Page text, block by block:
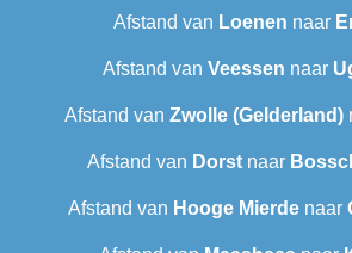
Afstand van Loenen naar
Afstand van Veessen naar
Afstand van Zwolle (Gelderland)
Afstand van Dorstnaar
Afstand van Hooge Mierde naar